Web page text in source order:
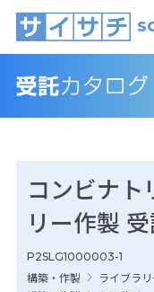
コンビナ
リー作製
P2SLG1000003-1
構築・作製
ライブラ